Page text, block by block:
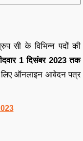
सी के विभिन्न पदों की
1 दिसंबर 2023 तक
लिए ऑनलाइन आवेदन पत्र